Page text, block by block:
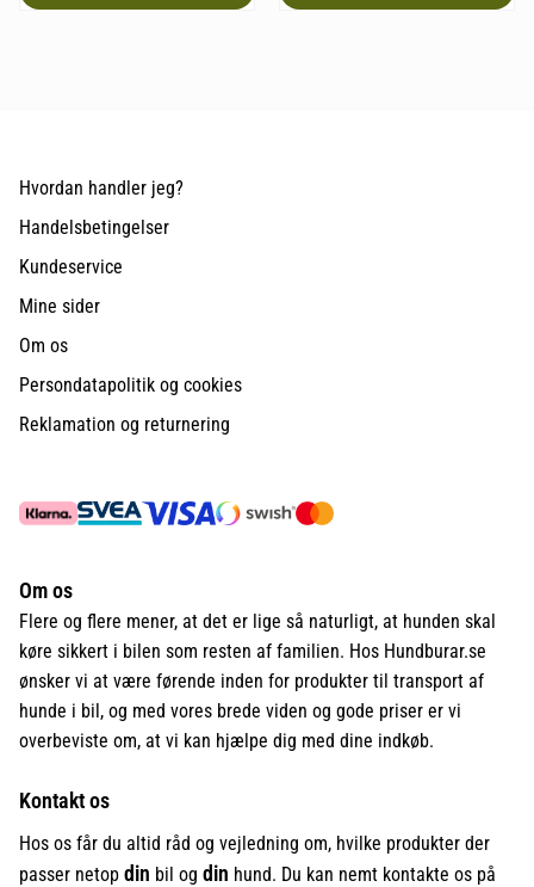
Hvordan handler jeg?
Handelsbetingelser
Kundeservice
Mine sider
Om os
Persondatapolitik og cookies
Reklamation og returnering
Om os
Flere og flere mener, at det er lige så naturligt, at hunden skal
køre sikkert i bilen som resten af familien. Hos Hundburar.se
ønsker vi at være førende inden for produkter til transport af
hunde i bil, og med vores brede viden og gode priser er vi
overbeviste om, at vi kan hjælpe dig med dine indkøb.
Kontakt os
Hos os får du altid råd og vejledning om, hvilke produkter der
passer netop din bil og din hund. Du kan nemt kontakte os på